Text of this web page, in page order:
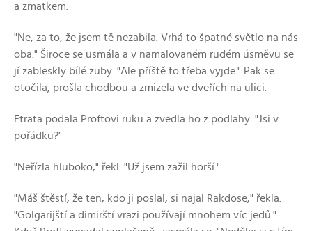
a zmatkem.
"Ne, za to, že jsem tě nezabila. Vrhá to špatné světlo na nás
oba." Široce se usmála a v namalovaném rudém úsměvu se
jí zableskly bílé zuby. "Ale příště to třeba vyjde." Pak se
otočila, prošla chodbou a zmizela ve dveřích na ulici.
Etrata podala Proftovi ruku a zvedla ho z podlahy. "Jsi v
pořádku?"
"Neřízla hluboko," řekl. "Už jsem zažil horší."
"Máš štěstí, že ten, kdo ji poslal, si najal Rakdose," řekla.
"Golgarijští a dimirští vrazi používají mnohem víc jedů."